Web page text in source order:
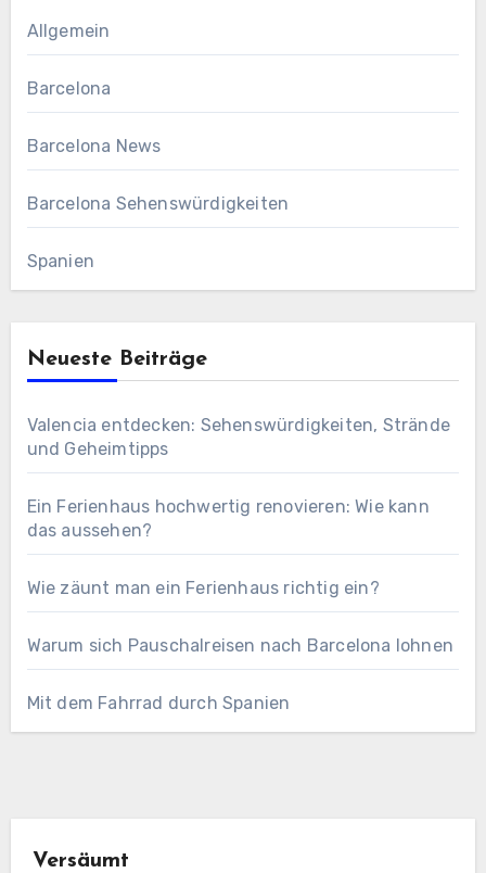
Allgemein
Barcelona
Barcelona News
Barcelona Sehenswürdigkeiten
Spanien
Neueste Beiträge
Valencia entdecken: Sehenswürdigkeiten, Strände
und Geheimtipps
Ein Ferienhaus hochwertig renovieren: Wie kann
das aussehen?
Wie zäunt man ein Ferienhaus richtig ein?
Warum sich Pauschalreisen nach Barcelona lohnen
Mit dem Fahrrad durch Spanien
Versäumt